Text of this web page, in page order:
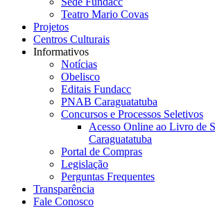
Teatro Mario Covas
Projetos
Centros Culturais
Informativos
Notícias
Obelisco
Editais Fundacc
PNAB Caraguatatuba
Concursos e Processos Seletivos
Acesso Online ao Livro de
Caraguatatuba
Portal de Compras
Legislação
Perguntas Frequentes
Transparência
Fale Conosco